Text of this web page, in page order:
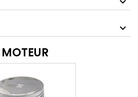
MOTEUR